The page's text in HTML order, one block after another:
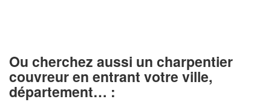
Ou cherchez aussi un charpentier
couvreur en entrant votre ville,
département… :